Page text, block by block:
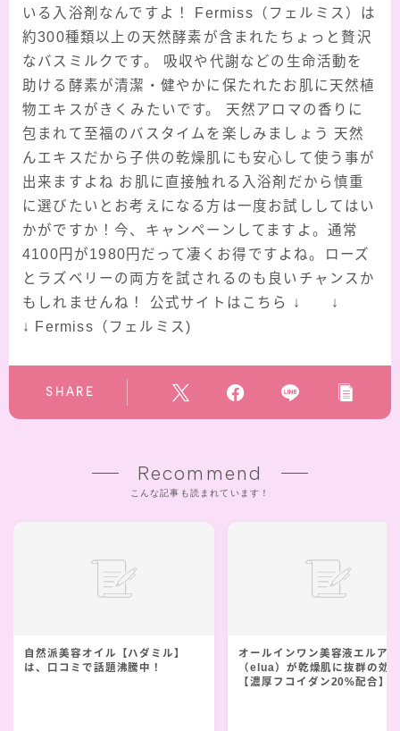
いる入浴剤なんですよ！ Fermiss（フェルミス）は
約300種類以上の天然酵素が含まれたちょっと贅沢
なバスミルクです。 吸収や代謝などの生命活動を
助ける酵素が清潔・健やかに保たれたお肌に天然植
物エキスがきくみたいです。 天然アロマの香りに
包まれて至福のバスタイムを楽しみましょう 天然
んエキスだから子供の乾燥肌にも安心して使う事が
出来ますよね お肌に直接触れる入浴剤だから慎重
に選びたいとお考えになる方は一度お試ししてはい
かがですか！今、キャンペーンしてますよ。通常
4100円が1980円だって凄くお得ですよね。ローズ
とラズベリーの両方を試されるのも良いチャンスか
もしれませんね！ 公式サイトはこちら ↓ ↓
↓ Fermiss（フェルミス)
SHARE
Recommend
こんな記事も読まれています！
自然派美容オイル【ハダミル】
は、口コミで話題沸騰中！
オールインワン美容液エルア
（elua）が乾燥肌に抜群の効
【濃厚フコイダン20%配合】